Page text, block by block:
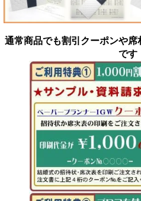
通常商品でも割引クーポンや
です